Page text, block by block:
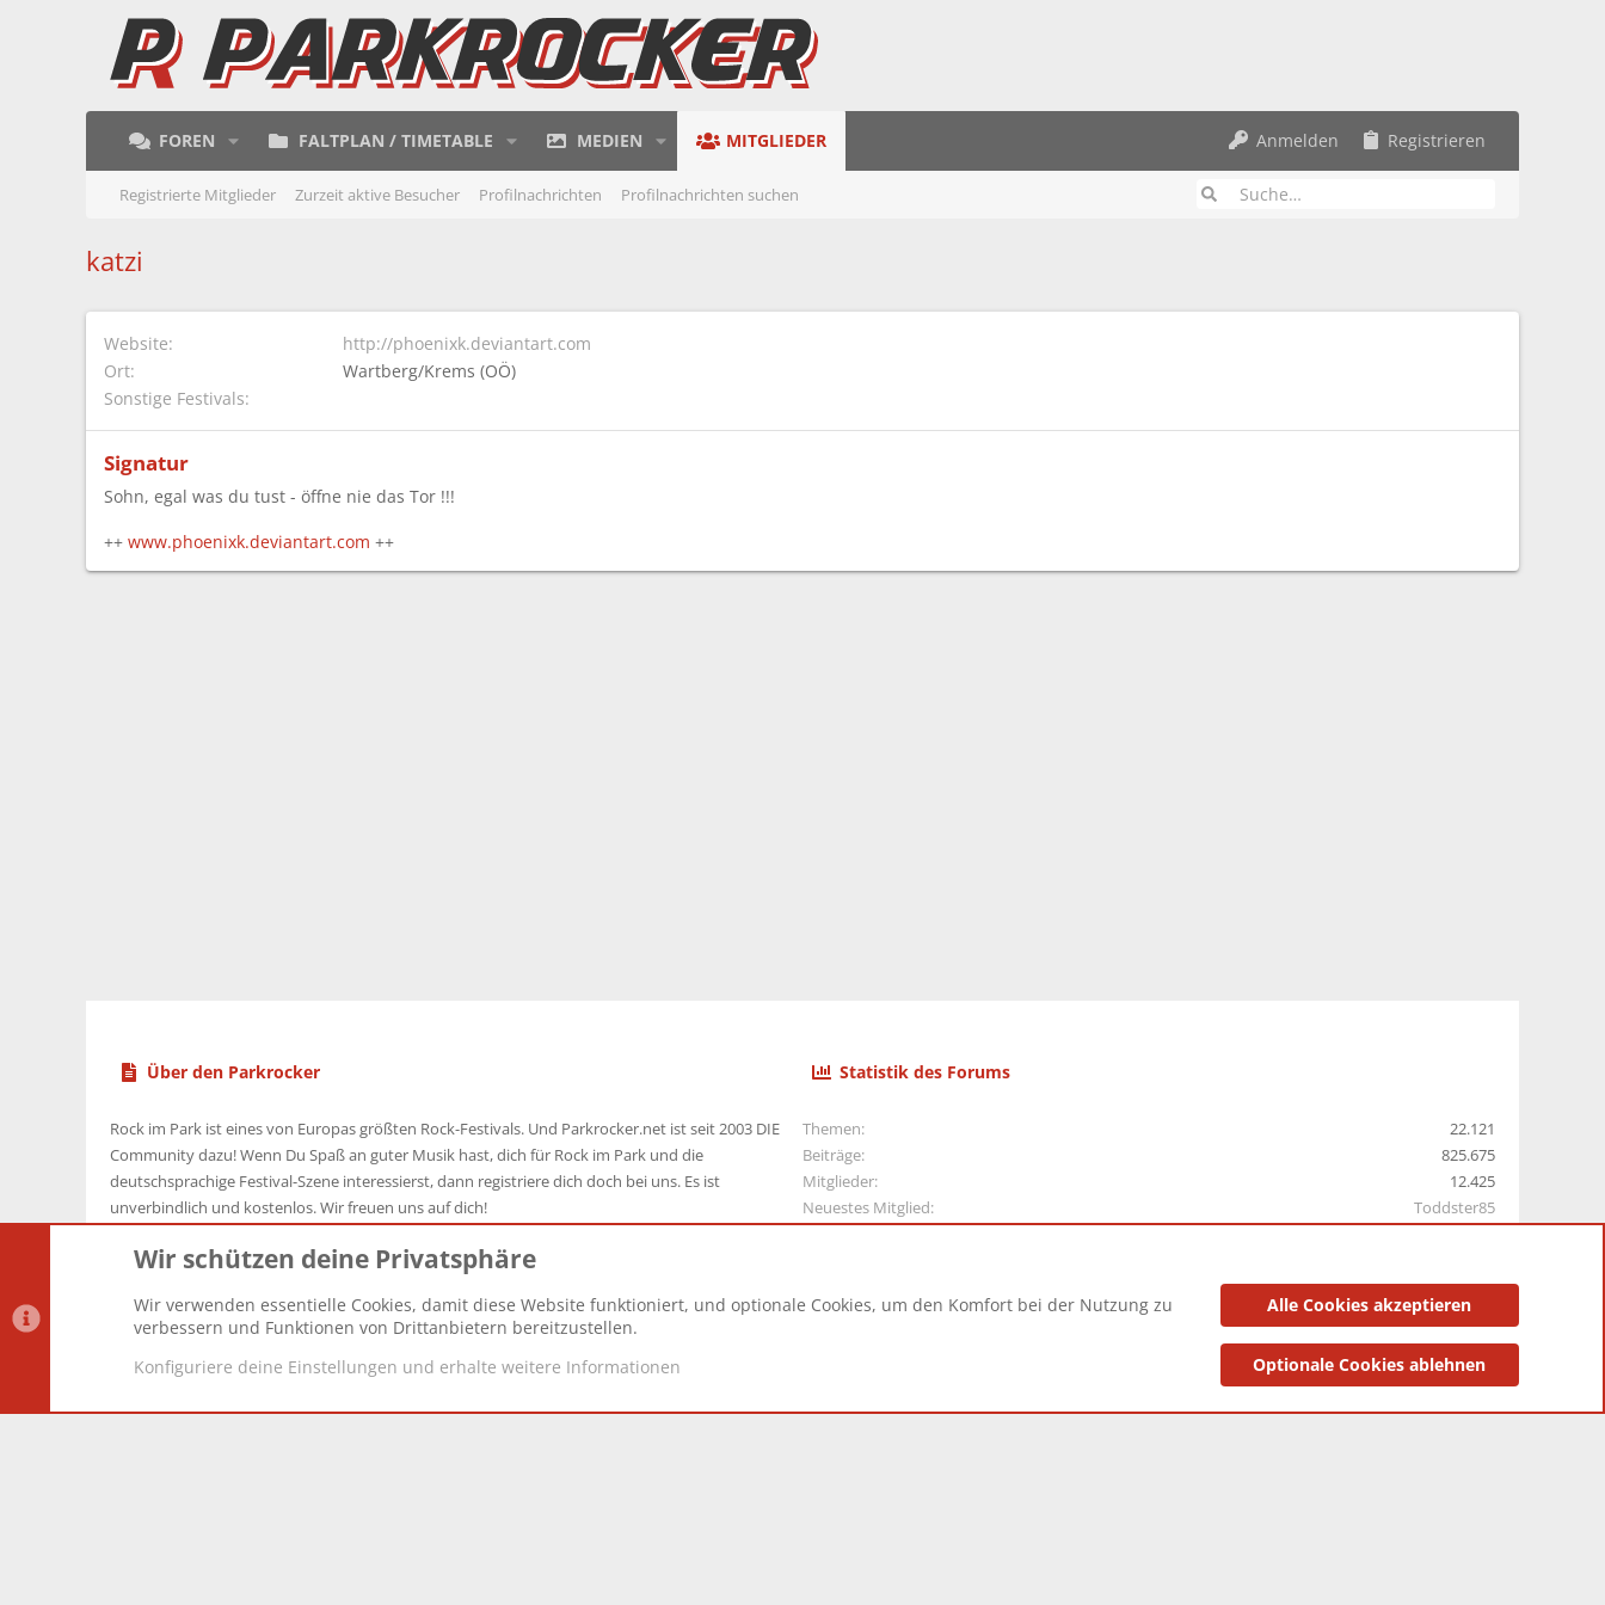
FOREN FALTPLAN / TIMETABLE MEDIEN MITGLIEDER Anmelden Registrieren
Registrierte Mitglieder Zurzeit aktive Besucher Profilnachrichten Profilnachrichten suchen
katzi
Website
http://phoenixk.deviantart.com
Ort
Wartberg/Krems (OÖ)
Sonstige Festivals
Signatur
Sohn, egal was du tust - öffne nie das Tor !!!
++ www.phoenixk.deviantart.com ++
Über den Parkrocker
Rock im Park ist eines von Europas größten Rock-Festivals. Und Parkrocker.net ist seit 2003 DIE
Community dazu! Wenn Du Spaß an guter Musik hast, dich für Rock im Park und die
deutschsprachige Festival-Szene interessierst, dann registriere dich doch bei uns. Es ist
unverbindlich und kostenlos. Wir freuen uns auf dich!
Statistik des Forums
Themen
22.121
Beiträge
825.675
Mitglieder
12.425
Neuestes Mitglied
Toddster85
Datenschutz-Einstellungen PR Light Deutsch [Du] Datenschutzerklärung Impressum
Wir schützen deine Privatsphäre
Wir verwenden essentielle Cookies, damit diese Website funktioniert, und optionale Cookies, um den Komfort bei der Nutzung zu
verbessern und Funktionen von Drittanbietern bereitzustellen.
Konfiguriere deine Einstellungen und erhalte weitere Informationen
Alle Cookies akzeptieren
Optionale Cookies ablehnen